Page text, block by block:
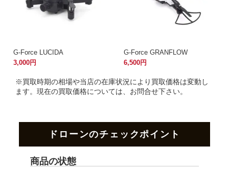
G-Force LUCIDA
3,000円
G-Force GRANFLOW
6,500円
※買取時期の相場や当店の在庫状況により買取価格は変動し
ます。 現在の買取価格については、お問合せ下さい。
ドローンのチェックポイント
商品の状態